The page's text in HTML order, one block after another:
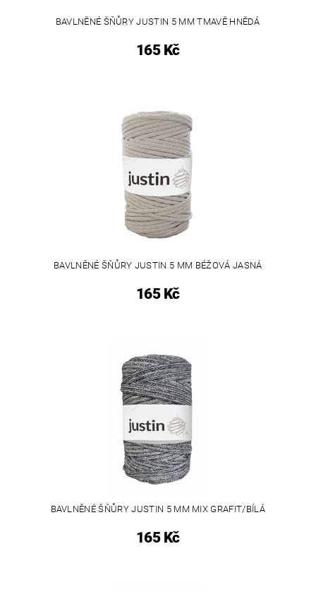
BAVLNĚNÉ ŠŇŮRY JUSTIN 5 MM TMAVĚ HNĚDÁ
165 Kč
BAVLNĚNÉ ŠŇŮRY JUSTIN 5 MM BÉŽOVÁ JASNÁ
165 Kč
BAVLNĚNÉ ŠŇŮRY JUSTIN 5 MM MIX GRAFIT/BÍLÁ
165 Kč